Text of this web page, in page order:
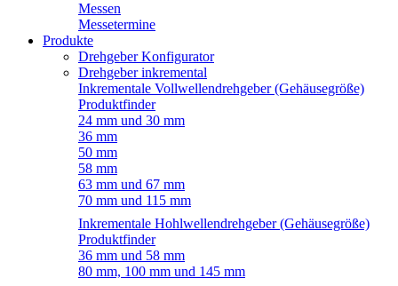
Messen
Messetermine
Produkte
Drehgeber Konfigurator
Drehgeber inkremental
Inkrementale Vollwellendrehgeber (Gehäusegröße)
Produktfinder
24 mm und 30 mm
36 mm
50 mm
58 mm
63 mm und 67 mm
70 mm und 115 mm
Inkrementale Hohlwellendrehgeber (Gehäusegröße)
Produktfinder
36 mm und 58 mm
80 mm, 100 mm und 145 mm